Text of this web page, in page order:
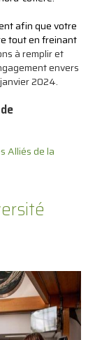
afin que votre
tout en freinant
à remplir et
envers
2024.
Alliés de la